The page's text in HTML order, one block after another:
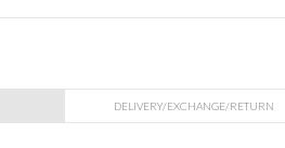
DELIVERY/EXCHANGE/RETURN